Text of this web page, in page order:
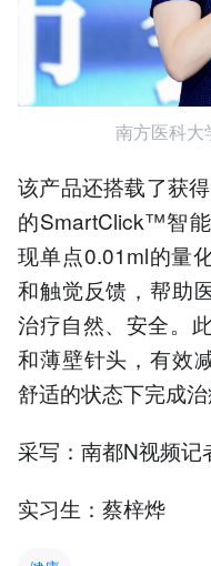
南方医科大
该产品还搭载了获
的SmartClick™智
现单点0.01ml的量
和触觉反馈，帮助
治疗自然、安全。
和薄壁针头，有效
舒适的状态下完成治
采写：南都N视频记
实习生：蔡梓烨